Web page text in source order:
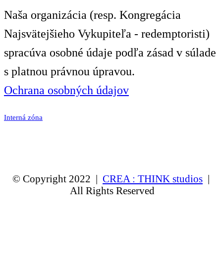
Naša organizácia (resp. Kongregácia
Najsvätejšieho Vykupiteľa - redemptoristi)
spracúva osobné údaje podľa zásad v súlade
s platnou právnou úpravou.
Ochrana osobných údajov
Interná zóna
© Copyright 2022 | CREA : THINK studios |
All Rights Reserved